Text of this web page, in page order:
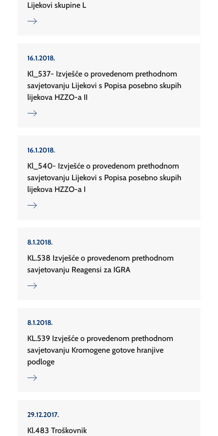
Lijekovi skupine L
16.1.2018.
Kl_537- Izvješće o provedenom prethodnom
savjetovanju Lijekovi s Popisa posebno skupih
lijekova HZZO-a II
16.1.2018.
Kl_540- Izvješće o provedenom prethodnom
savjetovanju Lijekovi s Popisa posebno skupih
lijekova HZZO-a I
8.1.2018.
KL.538 Izvješće o provedenom prethodnom
savjetovanju Reagensi za IGRA
8.1.2018.
KL.539 Izvješće o provedenom prethodnom
savjetovanju Kromogene gotove hranjive
podloge
29.12.2017.
Kl.483 Troškovnik